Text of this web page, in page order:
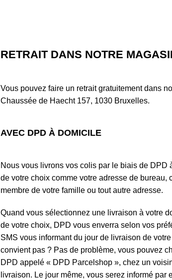
RETRAIT DANS NOTRE
Vous pouvez faire un retrait gratuitement dans
Chaussée de Haecht 157, 1030 Bruxelles.
AVEC DPD À DOMICILE
Nous vous livrons vos colis par le biais de DPD
de votre choix comme votre adresse de bureau,
membre de votre famille ou tout autre adresse.
Quand vous sélectionnez une livraison à votre
de votre choix, DPD vous enverra selon vos
SMS vous informant du jour de livraison de
convient pas ? Pas de problème, vous pouvez
DPD appelé « DPD Parcelshop », chez un
livraison. Le jour même, vous serez informé par